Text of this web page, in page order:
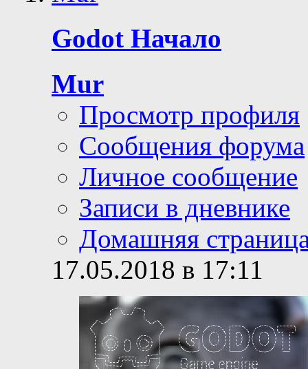
Godot Начало
Mur
Просмотр профиля
Сообщения форума
Личное сообщение
Записи в дневнике
Домашняя
17.05.2018 в 17:11